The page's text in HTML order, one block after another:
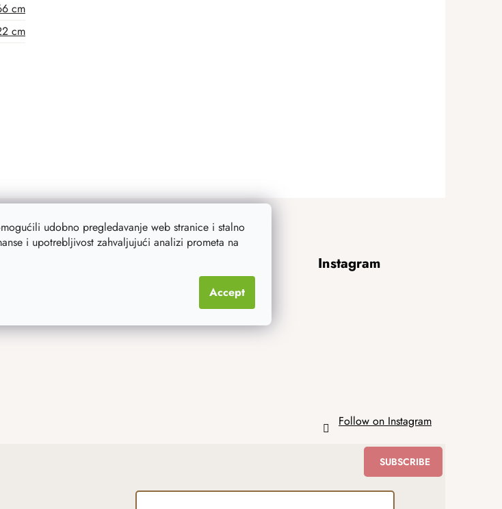
udobno pregledavanje web stranice i stalno
i upotrebljivost zahvaljujući analizi prometa na
Accept
cm
cm
Instagram
Follow on Instagram
SUBSCRIBE